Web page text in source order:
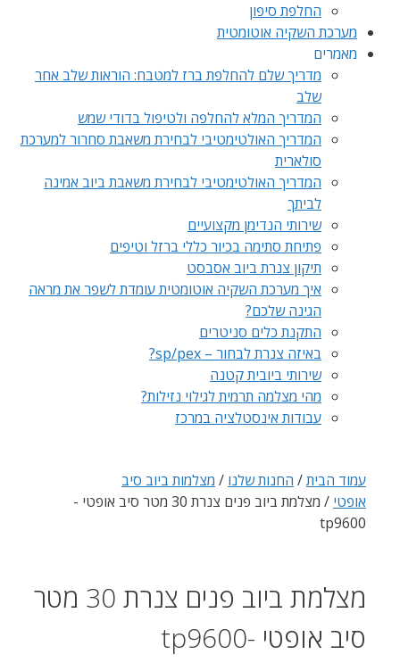
החלפת סיפון
מערכת השקיה אוטומטית
מאמרים
מדריך שלם להחלפת ברז למטבח: הוראות שלב אחר
שלב
המדריך המלא להחלפה ולטיפול בדודי שמש
המדריך האולטימטיבי לבחירת משאבת סחרור למערכת
סולארית
המדריך האולטימטיבי לבחירת משאבת ביוב אמינה
לביתך
שירותי הנדימן מקצועיים
פתיחת סתימה בכיור כללי ברזל וטיפים
תיקון צנרת ביוב אסבסט
איך מערכת השקיה אוטומטית עומדת לשפר את מראה
הגינה שלכם?
התקנת כלים סניטרים
באיזה צנרת לבחור – sp/pex?
שירותי ביובית קטנה
מהי מצלמה תרמית לגילוי נזילות?
עבודות אינסטלציה במרכז
עמוד הבית/ החנות שלנו / מצלמות ביוב סיב
אופטי
/ מצלמת ביוב פנים צנרת 30 מטר סיב אופטי -
tp9600
מצלמת ביוב פנים צנרת 30 מטר
סיב אופטי -tp9600